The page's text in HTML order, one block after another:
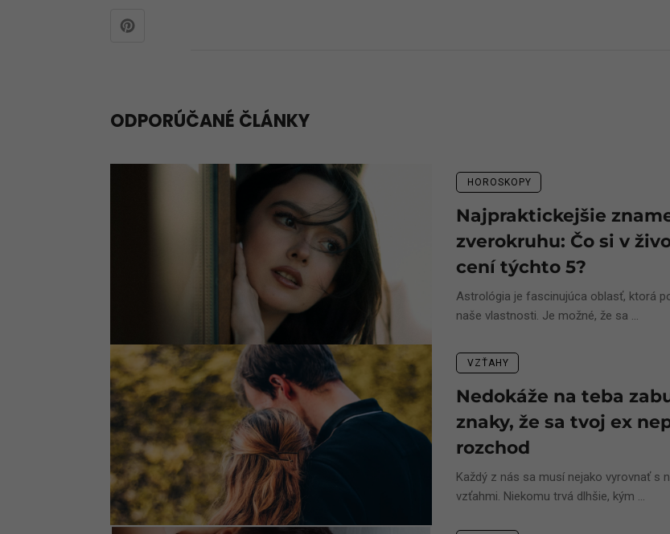
ODPORÚČANÉ ČLÁNKY
HOROSKOPY
Najpraktickejšie
zverokruhu: Čo si v
cení týchto 5?
Astrológia je fascinujúca oblasť, ktorá
naše vlastnosti. Je možné, že sa ...
VZŤAHY
Nedokáže na teba
znaky, že sa tvoj ex
rozchod
Každý z nás sa musí nejako vyrovnať s
vzťahmi. Niekomu trvá dlhšie, kým ...